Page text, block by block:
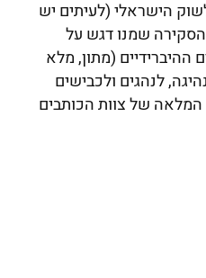
הישראלי (לעיתים יש
הסקירה שמנו דגש על
ההיברידיים (מתון, מלא
לנהגים ולכבישים
המלאה של צוות הכותבים